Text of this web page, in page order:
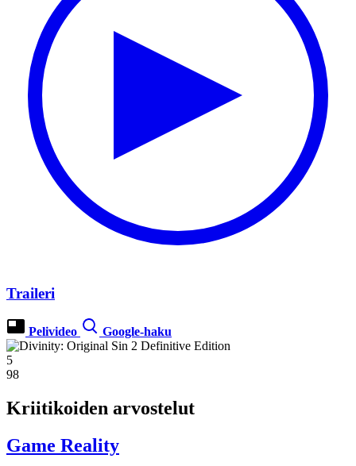
Traileri
Pelivideo Google-haku
5
98
Kriitikoiden arvostelut
Game Reality